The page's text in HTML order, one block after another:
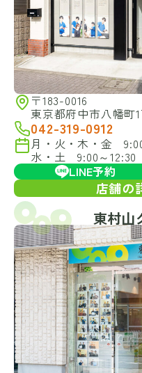
〒183-0016
東京都府中市八幡町
042-319-0912
月・火・木・金
水・土 9:00～12:30
LINE予約
店舗の
東村山